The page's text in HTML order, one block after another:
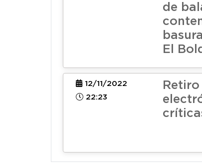
de
El
12/11/2022
22:23